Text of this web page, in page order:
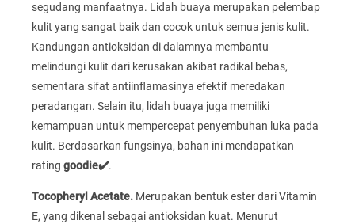
segudang manfaatnya. Lidah buaya merupakan pelembap
kulit yang sangat baik dan cocok untuk semua jenis kulit.
Kandungan antioksidan di dalamnya membantu
melindungi kulit dari kerusakan akibat radikal bebas,
sementara sifat antiinflamasinya efektif meredakan
peradangan. Selain itu, lidah buaya juga memiliki
kemampuan untuk mempercepat penyembuhan luka pada
kulit. Berdasarkan fungsinya, bahan ini mendapatkan
rating goodie✔️.
Tocopheryl Acetate. Merupakan bentuk ester dari Vitamin
E, yang dikenal sebagai antioksidan kuat. Menurut